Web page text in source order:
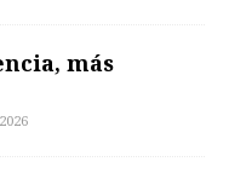
más